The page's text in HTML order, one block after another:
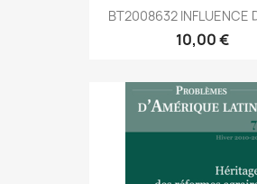
BT2008632 INFLUENCE
10,00 €